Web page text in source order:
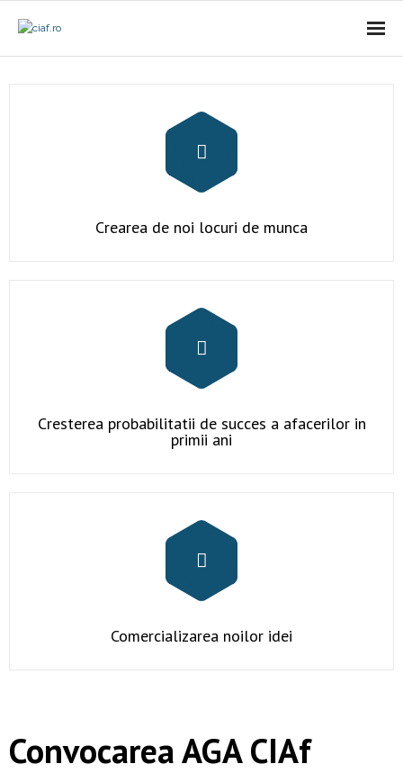
Crearea de noi locuri de munca
Cresterea probabilitatii de succes a afacerilor in
primii ani
Comercializarea noilor idei
Convocarea AGA CIAf